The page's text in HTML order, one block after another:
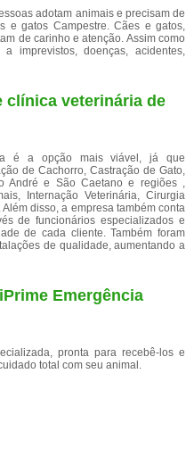
adotam animais e precisam de
e gatos Campestre. Cães e gatos,
de carinho e atenção. Assim como
imprevistos, doenças, acidentes,
clínica veterinária de
é a opção mais viável, já que
de Cachorro, Castração de Gato,
André e São Caetano e regiões ,
Internação Veterinária, Cirurgia
disso, a empresa também conta
de funcionários especializados e
de cada cliente. Também foram
de qualidade, aumentando a
Emergência
pronta para recebê-los e
total com seu animal.